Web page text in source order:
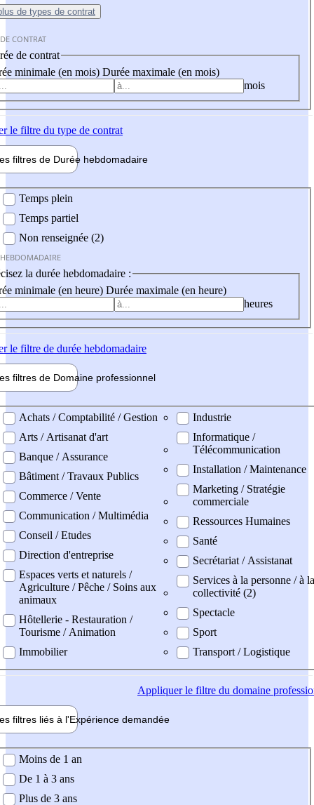
de types de contrat
CONTRAT
de contrat
minimale (en mois) Durée maximale (en mois)
mois
le filtre du type de contrat
filtres de Durée hebdomadaire
Temps plein
Temps partiel
Non renseignée (2)
la durée hebdomadaire :
minimale (en heure) Durée maximale (en heure)
heures
le filtre de durée hebdomadaire
filtres de Domaine professionnel
professionel
Achats / Comptabilité / Gestion
Arts / Artisanat d'art
Banque / Assurance
Bâtiment / Travaux Publics
Commerce / Vente
Communication / Multimédia
Conseil / Etudes
Direction d'entreprise
Espaces verts et naturels /
Agriculture / Pêche / Soins aux
animaux
Hôtellerie - Restauration /
Tourisme / Animation
Immobilier
Industrie
Informatique /
Télécommunication
Installation / Maintenance
Marketing / Stratégie
commerciale
Ressources Humaines
Santé
Secrétariat / Assistanat
Services à la personne / à la
collectivité (2)
Spectacle
Sport
Transport / Logistique
Appliquerle filtre du domaine
filtres liés à l'Expérience demandée
demandée
Moins de 1 an
De 1 à 3 ans
Plus de 3 ans